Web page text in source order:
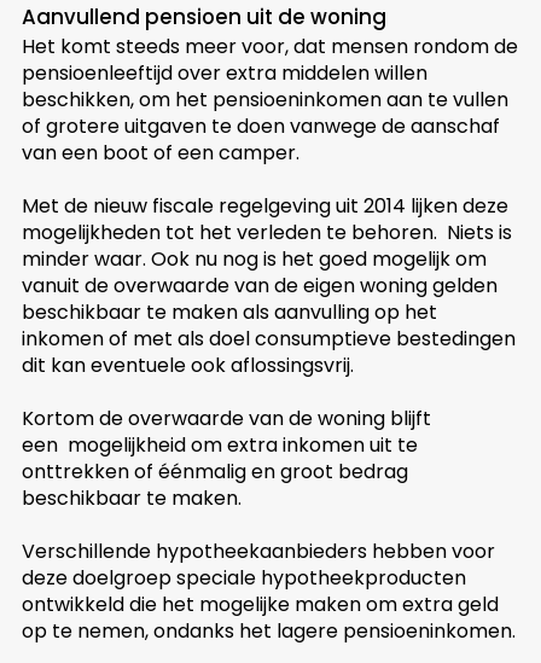
Aanvullend pensioen uit de woning
Het komt steeds meer voor, dat mensen rondom de
pensioenleeftijd over extra middelen willen
beschikken, om het pensioeninkomen aan te vullen
of grotere uitgaven te doen vanwege de aanschaf
van een boot of een camper.
Met de nieuw fiscale regelgeving uit 2014 lijken deze
mogelijkheden tot het verleden te behoren. Niets is
minder waar. Ook nu nog is het goed mogelijk om
vanuit de overwaarde van de eigen woning gelden
beschikbaar te maken als aanvulling op het
inkomen of met als doel consumptieve bestedingen
dit kan eventuele ook aflossingsvrij.
Kortom de overwaarde van de woning blijft
een mogelijkheid om extra inkomen uit te
onttrekken of éénmalig en groot bedrag
beschikbaar te maken.
Verschillende hypotheekaanbieders hebben voor
deze doelgroep speciale hypotheekproducten
ontwikkeld die het mogelijke maken om extra geld
op te nemen, ondanks het lagere pensioeninkomen.